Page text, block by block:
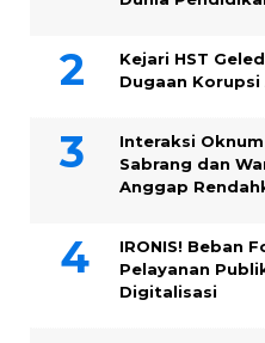
Kejari HST
Dugaan
Interaksi Oknum
Sabrang dan
Anggap
IRONIS! Beban
Pelayanan
Digitalisasi